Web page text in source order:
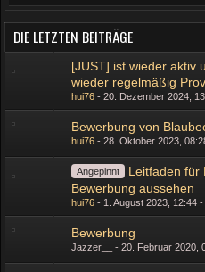
DIE LETZTEN BEITRÄGE
[JUST] ist wieder aktiv
wieder regelmäßig
hui76 20. Dezember 2024,
Bewerbung von
hui76 28. Oktober 2023,
Angepinnt
Leitfaden für
Bewerbung aussehen
hui76 1. August 2023, 12:44
Bewerbung
Jazzer__ 20. Februar 2020,